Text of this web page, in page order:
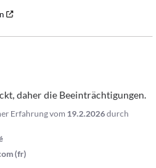
daher die Beeinträchtigungen.
Erfahrung vom 19.2.2026durch
(fr)